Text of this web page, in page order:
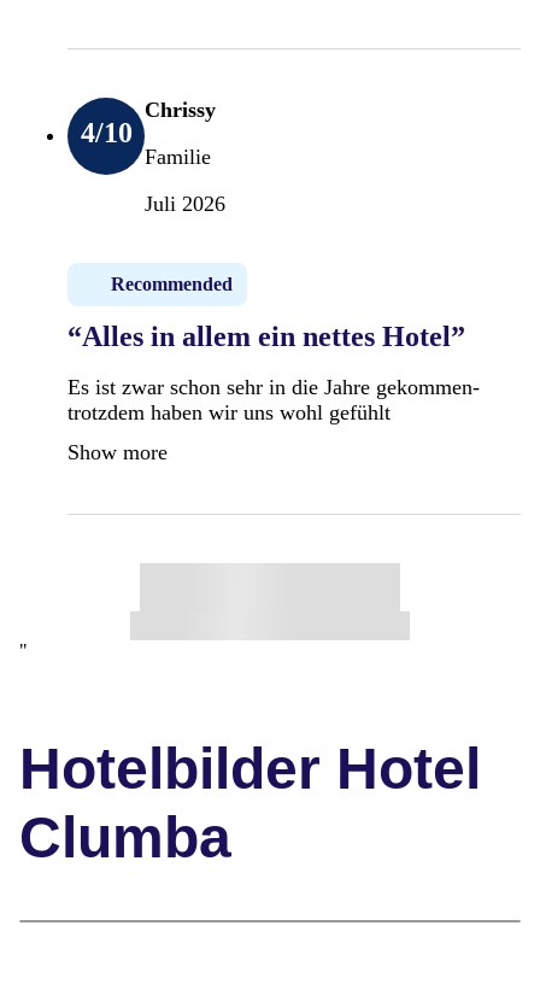
4/10
Chrissy
Familie
Juli 2026
Recommended
“Alles in allem ein nettes Hotel”
Es ist zwar schon sehr in die Jahre gekommen-
trotzdem haben wir uns wohl gefühlt
Show more
"
Hotelbilder Hotel
Clumba